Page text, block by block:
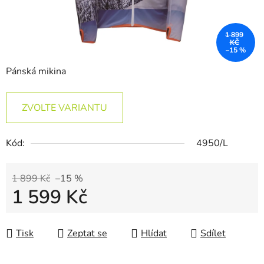
Pánská mikina
ZVOLTE VARIANTU
Kód: 4950/L
1 899 Kč –15 %
1 599 Kč
Tisk
Zeptat se Hlídat Sdílet
1 899
KČ
–15 %